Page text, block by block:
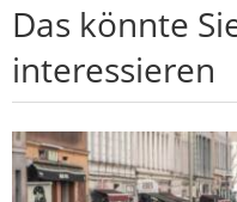
Das könnte
interessieren